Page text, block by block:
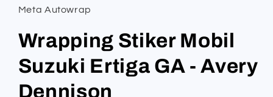
in
modal
Meta Autowrap
Wrapping Stiker Mobil
Suzuki Ertiga GA - Avery
Dennison